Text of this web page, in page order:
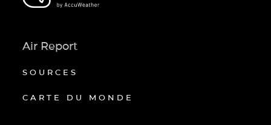
Air Report
SOURCES
CARTE DU MONDE